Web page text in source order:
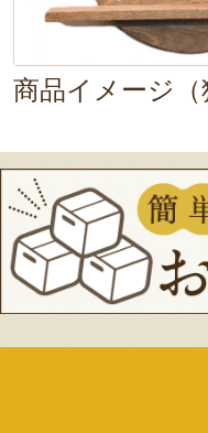
商品イメージ（